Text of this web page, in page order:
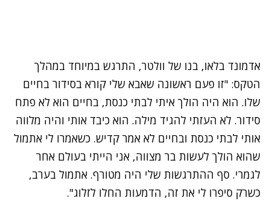
אדמונד בלאו, בנו של וולטר, התרגש במיוחד במהלך
הטקס: "זו פעם ראשונה שאבא שלי קורא בסידור בחיים
שלו. הוא היה הולך איתי לבתי כנסת, בחיים הוא לא פתח
סידור. לא העזתי להגיד מילה. הוא כיבד אותי והיה מלווה
אותי לבתי כנסת ובחיים לא אמר קדיש. כשאמרו לי אתמול
שהוא הולך לעשות בר מצווה, אני הייתי בעולם אחר
לגמרי. סף ההתרגשות שלי היה מטורף. אתמול בערב,
כשרק סיפרו לי את זה, הדמעות החלו לזלוג".